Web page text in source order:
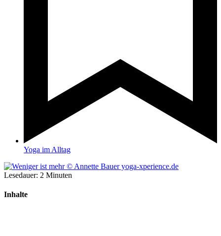
Yoga im Alltag
Lesedauer: 2 Minuten
Inhalte